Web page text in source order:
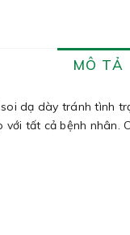
MÔ TẢ
dạ dày tránh tình
tất cả bệnh